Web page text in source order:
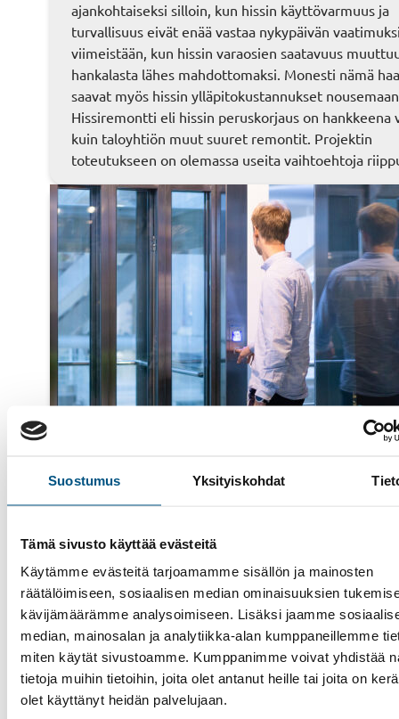
Suostumus Yksityiskohdat
Tämä sivusto käyttää evästeitä
Käytämme evästeitä tarjoamamme sisällön ja mainosten
räätälöimiseen, sosiaalisen median ominaisuuksien
kävijämäärämme analysoimiseen. Lisäksi jaamme
median, mainosalan ja analytiikka-alan kumppaneillemme
miten käytät sivustoamme. Kumppanimme voivat yhdistää
tietoja muihin tietoihin, joita olet antanut heille tai joita on
olet käyttänyt heidän palvelujaan.
ajankohtaiseksi silloin, kun hissin käyttövarmuus ja
turvallisuus eivät enää vastaa nykypäivän
viimeistään, kun hissin varaosien saatavuus
hankalasta lähes mahdottomaksi. Monesti nämä
saavat myös hissin ylläpitokustannukset
Hissiremontti eli hissin peruskorjaus on hankkeena
kuin taloyhtiön muut suuret remontit. Projektin
toteutukseen on olemassa useita vaihtoehtoja
Miten minimoida hissin turvallisuusriskit?
Suomessa on noin 60 000 hissiä, joista vanhimmat
valmistettu 1920-luvulla. Kun puhutaan hissien
ja turvallisuudesta, mitä sillä tarkoitetaan, kun
ikähaitari on yli 100 vuotta? Mitkä ovat suurimmat
turvallisuusriskit ja mitä tulee ensisijaisesti
tulevaisuudessa? Nykypäivän hissimääräykset,
varustetaso, tekniikka ja turvalaitteet ovat